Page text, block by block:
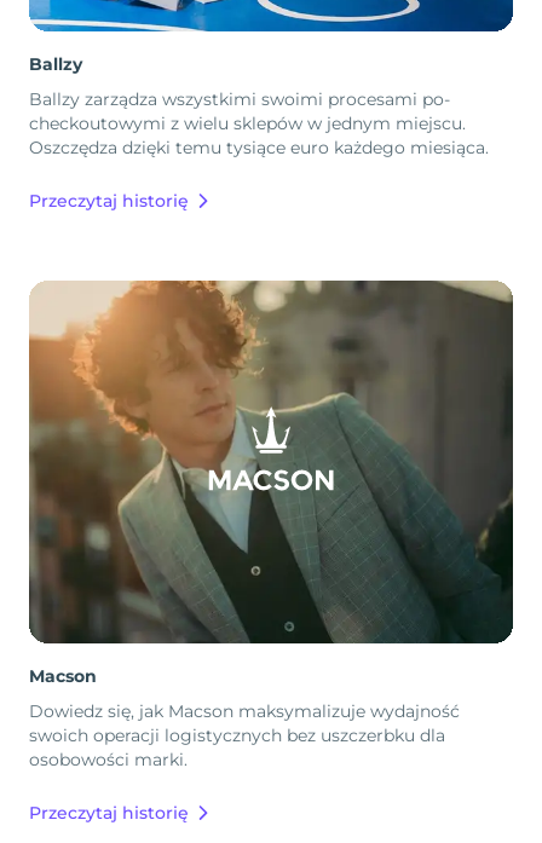
Ballzy
Ballzy zarządza wszystkimi swoimi procesami po-
checkoutowymi z wielu sklepów w jednym miejscu.
Oszczędza dzięki temu tysiące euro każdego miesiąca.
Przeczytaj historię
Macson
Dowiedz się, jak Macson maksymalizuje wydajność
swoich operacji logistycznych bez uszczerbku dla
osobowości marki.
Przeczytaj historię